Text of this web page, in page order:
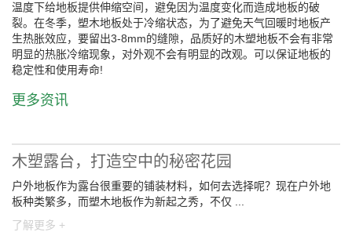
温度下给地板提供伸缩空间，避免因为温度变化而造成地板的破
裂。在冬季，塑木地板处于冷缩状态，为了避免天气回暖时地板产
生热胀效应，要留出3-8mm的缝隙，品质好的木塑地板不会有非常
明显的热胀冷缩现象，对外观不会有明显的改观。可以保证地板的
稳定性和使用寿命!
更多资讯
木塑露台，打造空中的秘密花园
户外地板作为露台很重要的铺装材料，如何去选择呢？现在户外地
板种类繁多，而塑木地板作为新起之秀，不仅 ...
了解更多 +